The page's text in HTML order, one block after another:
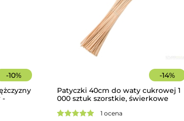
-10%
-
-14%
Patyczki 40cm do waty cukrowej 1
000 sztuk szorstkie, świerkowe
1 ocena